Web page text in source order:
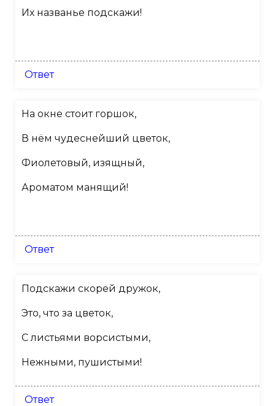
Их названье подскажи!
Ответ
На окне стоит горшок,
В нём чудеснейший цветок,
Фиолетовый, изящный,
Ароматом манящий!
Ответ
Подскажи скорей дружок,
Это, что за цветок,
С листьями ворсистыми,
Нежными, пушистыми!
Ответ